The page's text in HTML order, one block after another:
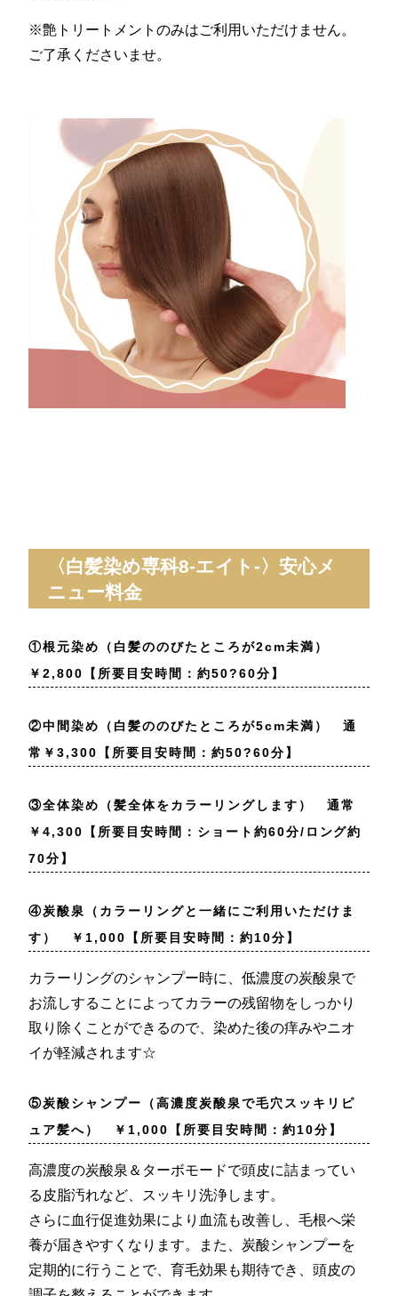
※艶トリートメントのみはご利用いただけません。
ご了承くださいませ。
〈白髪染め専科8-エイト-〉安心メ
ニュー料金
①根元染め（白髪ののびたところが2cm未満）
￥2,800【所要目安時間：約50?60分】
②中間染め（白髪ののびたところが5cm未満） 通
常￥3,300【所要目安時間：約50?60分】
③全体染め（髪全体をカラーリングします） 通常
￥4,300【所要目安時間：ショート約60分/ロング約
70分】
④炭酸泉（カラーリングと一緒にご利用いただけま
す） ￥1,000【所要目安時間：約10分】
カラーリングのシャンプー時に、低濃度の炭酸泉で
お流しすることによってカラーの残留物をしっかり
取り除くことができるので、染めた後の痒みやニオ
イが軽減されます☆
⑤炭酸シャンプー（高濃度炭酸泉で毛穴スッキリピ
ュア髪へ） ￥1,000【所要目安時間：約10分】
高濃度の炭酸泉＆ターボモードで頭皮に詰まってい
る皮脂汚れなど、スッキリ洗浄します。
さらに血行促進効果により血流も改善し、毛根へ栄
養が届きやすくなります。また、炭酸シャンプーを
定期的に行うことで、育毛効果も期待でき、頭皮の